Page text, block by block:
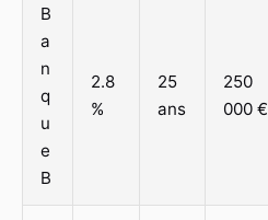
B
a
n
q
u
e
B
2.8
%
25
ans
250
000 €